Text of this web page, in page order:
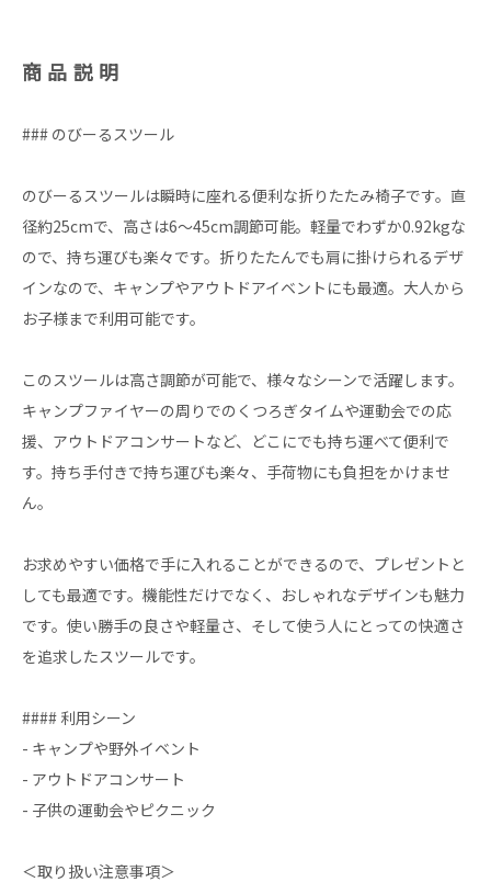
商品説明
### のびーるスツール
のびーるスツールは瞬時に座れる便利な折りたたみ椅子です。直
径約25cmで、高さは6〜45cm調節可能。軽量でわずか0.92kgな
ので、持ち運びも楽々です。折りたたんでも肩に掛けられるデザ
インなので、キャンプやアウトドアイベントにも最適。大人から
お子様まで利用可能です。
このスツールは高さ調節が可能で、様々なシーンで活躍します。
キャンプファイヤーの周りでのくつろぎタイムや運動会での応
援、アウトドアコンサートなど、どこにでも持ち運べて便利で
す。持ち手付きで持ち運びも楽々、手荷物にも負担をかけませ
ん。
お求めやすい価格で手に入れることができるので、プレゼントと
しても最適です。機能性だけでなく、おしゃれなデザインも魅力
です。使い勝手の良さや軽量さ、そして使う人にとっての快適さ
を追求したスツールです。
#### 利用シーン
- キャンプや野外イベント
- アウトドアコンサート
- 子供の運動会やピクニック
＜取り扱い注意事項＞